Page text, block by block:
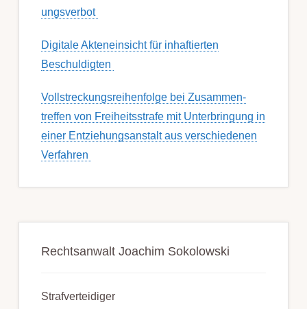
ungs­ver­bot
Digitale Akteneinsicht für inhaftierten
Beschuldigten
Voll­streckungs­­­reihenfolge bei Zusamm­­en­
treffen von Frei­heits­strafe mit Unter­bring­ung in
einer Ent­ziehungs­anstalt aus ver­schied­enen
Ver­fahren
Rechtsanwalt Joachim Sokolowski
Strafverteidiger